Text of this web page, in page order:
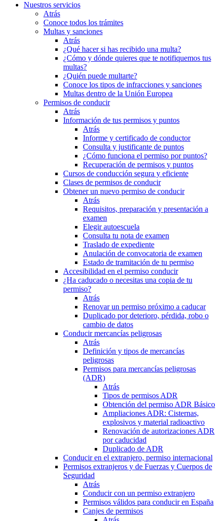
Nuestros servicios
Atrás
Conoce todos los trámites
Multas y sanciones
Atrás
¿Qué hacer si has recibido una multa?
¿Cómo y dónde quieres que te notifiquemos tus
multas?
¿Quién puede multarte?
Conoce los tipos de infracciones y sanciones
Multas dentro de la Unión Europea
Permisos de conducir
Atrás
Información de tus permisos y puntos
Atrás
Informe y certificado de conductor
Consulta y justificante de puntos
¿Cómo funciona el permiso por puntos?
Recuperación de permisos y puntos
Cursos de conducción segura y eficiente
Clases de permisos de conducir
Obtener un nuevo permiso de conducir
Atrás
Requisitos, preparación y presentación a
examen
Elegir autoescuela
Consulta tu nota de examen
Traslado de expediente
Anulación de convocatoria de examen
Estado de tramitación de tu permiso
Accesibilidad en el permiso conducir
¿Ha caducado o necesitas una copia de tu
permiso?
Atrás
Renovar un permiso próximo a caducar
Duplicado por deterioro, pérdida, robo o
cambio de datos
Conducir mercancías peligrosas
Atrás
Definición y tipos de mercancías
peligrosas
Permisos para mercancías peligrosas
(ADR)
Atrás
Tipos de permisos ADR
Obtención del permiso ADR Básico
Ampliaciones ADR: Cisternas,
explosivos y material radioactivo
Renovación de autorizaciones ADR
por caducidad
Duplicado de ADR
Conducir en el extranjero, permiso internacional
Permisos extranjeros y de Fuerzas y Cuerpos de
Seguridad
Atrás
Conducir con un permiso extranjero
Permisos válidos para conducir en España
Canjes de permisos